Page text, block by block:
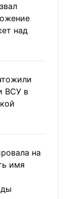
над
ВСУ в
на
имя